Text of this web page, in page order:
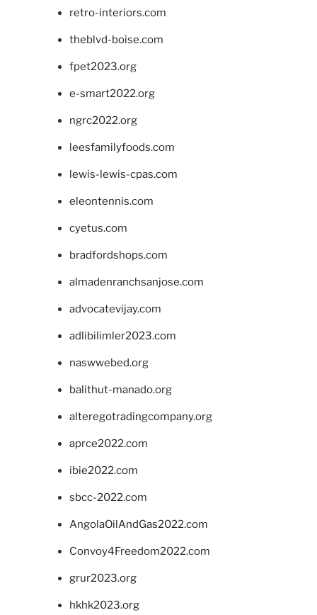
retro-interiors.com
theblvd-boise.com
fpet2023.org
e-smart2022.org
ngrc2022.org
leesfamilyfoods.com
lewis-lewis-cpas.com
eleontennis.com
cyetus.com
bradfordshops.com
almadenranchsanjose.com
advocatevijay.com
adlibilimler2023.com
naswwebed.org
balithut-manado.org
alteregotradingcompany.org
aprce2022.com
ibie2022.com
sbcc-2022.com
AngolaOilAndGas2022.com
Convoy4Freedom2022.com
grur2023.org
hkhk2023.org